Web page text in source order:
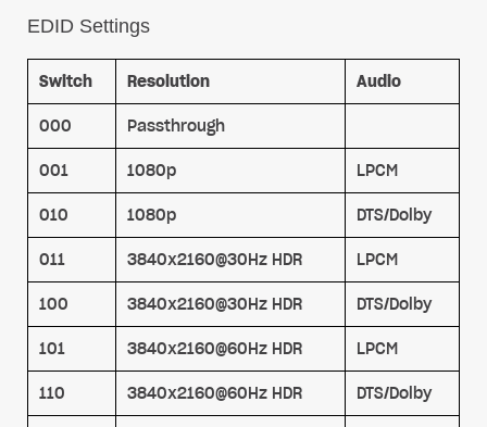
EDID Settings
Switch Resolution Audio
000 Passthrough
001 1080p LPCM
010 1080p DTS/Dolby
011 3840x2160@30Hz HDR LPCM
100 3840x2160@30Hz HDR DTS/Dolby
101 3840x2160@60Hz HDR LPCM
110 3840x2160@60Hz HDR DTS/Dolby